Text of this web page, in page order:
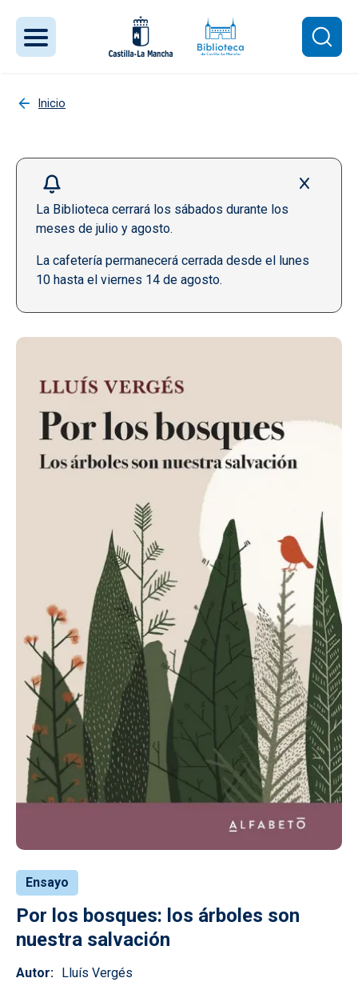
Inicio
La Biblioteca cerrará los sábados durante los
meses de julio y agosto.
La cafetería permanecerá cerrada desde el lunes
10 hasta el viernes 14 de agosto.
Ensayo
Por los bosques: los árboles son
nuestra salvación
Autor
Lluís Vergés